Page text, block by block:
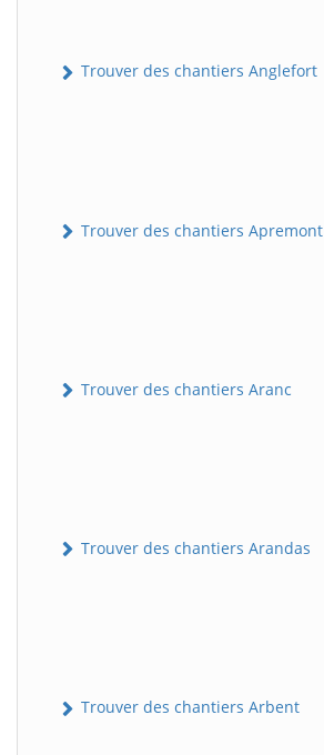
Trouver des chantiers Anglefort
Trouver des chantiers Apremont
Trouver des chantiers Aranc
Trouver des chantiers Arandas
Trouver des chantiers Arbent